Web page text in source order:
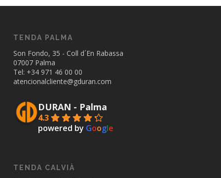
TENDA PALMA
Son Fondo, 35 - Coll d´En Rabassa
07007 Palma
Tel: +34 971 46 00 00
atencionalcliente@gduran.com
DURAN - Palma
4.3
powered by Google
TENDA CALVIÀ